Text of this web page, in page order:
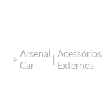
Arsenal
Car
Acessórios
Externos